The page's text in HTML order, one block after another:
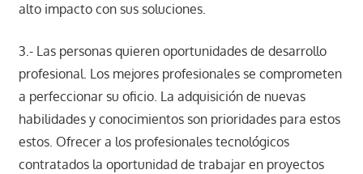
alto impacto con sus soluciones.
3.- Las personas quieren oportunidades de desarrollo
profesional. Los mejores profesionales se comprometen
a perfeccionar su oficio. La adquisición de nuevas
habilidades y conocimientos son prioridades para estos
estos. Ofrecer a los profesionales tecnológicos
contratados la oportunidad de trabajar en proyectos